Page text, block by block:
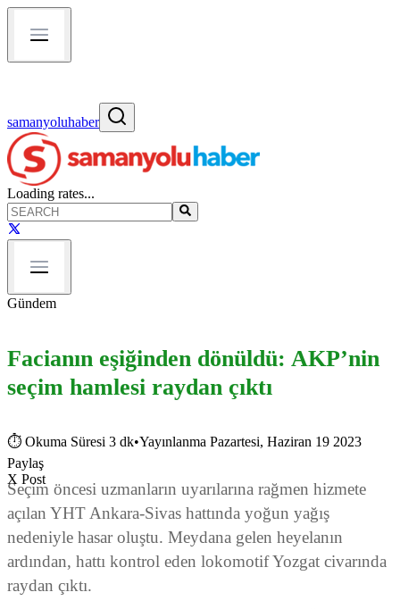
samanyoluhaber
Loading rates...
Gündem
Facianın eşiğinden dönüldü: AKP’nin
seçim hamlesi raydan çıktı
⏱ Okuma Süresi 3 dk•Yayınlanma Pazartesi, Haziran 19 2023
Paylaş
X Post
Seçim öncesi uzmanların uyarılarına rağmen hizmete
açılan YHT Ankara-Sivas hattında yoğun yağış
nedeniyle hasar oluştu. Meydana gelen heyelanın
ardından, hattı kontrol eden lokomotif Yozgat civarında
raydan çıktı.